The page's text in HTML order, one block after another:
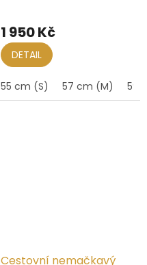
60 cm
1 950 Kč
DETAIL
55 cm (S) 57 cm (M) 59
Cestovní nemačkavý